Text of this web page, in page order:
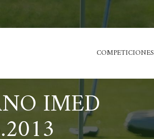
COMPETICIONES
IMED